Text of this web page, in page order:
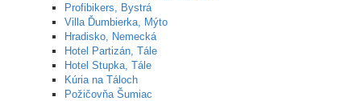
Profibikers, Bystrá
Villa Ďumbierka, Mýto
Hradisko, Nemecká
Hotel Partizán, Tále
Hotel Stupka, Tále
Kúria na Táloch
Požičovňa Šumiac